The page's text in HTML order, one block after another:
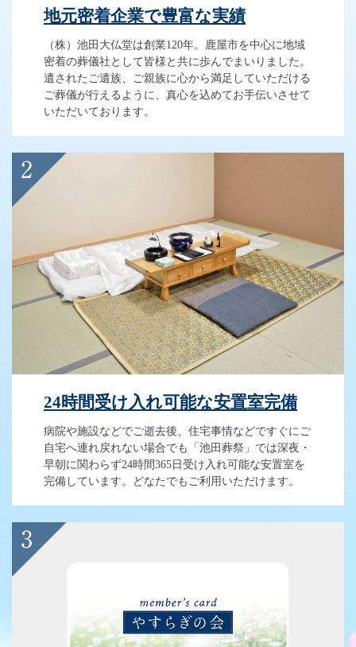
地元密着企業で豊富な実績
（株）池田大仏堂は創業120年。鹿屋市を中心に地域
密着の葬儀社として皆様と共に歩んでまいりました。
遺されたご遺族、ご親族に心から満足していただける
ご葬儀が行えるように、真心を込めてお手伝いさせて
いただいております。
24時間受け入れ可能な安置室完備
病院や施設などでご逝去後、住宅事情などですぐにご
自宅へ連れ戻れない場合でも「池田葬祭」では深夜・
早朝に関わらず24時間365日受け入れ可能な安置室を
完備しています。どなたでもご利用いただけます。